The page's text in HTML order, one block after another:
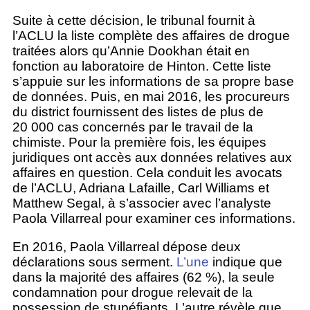
Suite à cette décision, le tribunal fournit à
l’ACLU la liste complète des affaires de drogue
traitées alors qu’Annie Dookhan était en
fonction au laboratoire de Hinton. Cette liste
s’appuie sur les informations de sa propre base
de données. Puis, en mai 2016, les procureurs
du district fournissent des listes de plus de
20 000 cas concernés par le travail de la
chimiste. Pour la première fois, les équipes
juridiques ont accès aux données relatives aux
affaires en question. Cela conduit les avocats
de l’ACLU, Adriana Lafaille, Carl Williams et
Matthew Segal, à s’associer avec l’analyste
Paola Villarreal pour examiner ces informations.
En 2016, Paola Villarreal dépose deux
déclarations sous serment. L’une indique que
dans la majorité des affaires (62 %), la seule
condamnation pour drogue relevait de la